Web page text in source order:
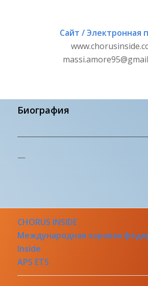
Сайт / Электронная
Биография
—
CHORUS INSIDE
Международная хоровая
Inside
APS ETS